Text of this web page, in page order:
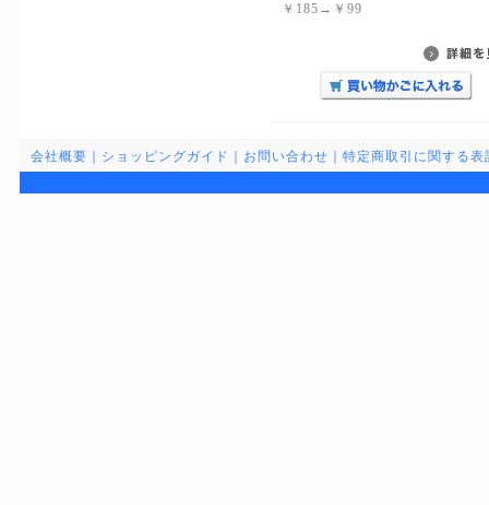
￥185→￥99
会社概要 ショッピングガイド お問い合わせ 特定商取引に関する表